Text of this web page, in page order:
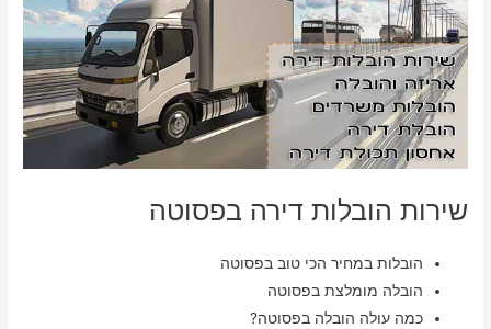
שירות הובלות דירה בפסוטה
הובלות במחיר הכי טוב בפסוטה
הובלה מומלצת בפסוטה
כמה עולה הובלה בפסוטה?